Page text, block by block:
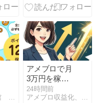
歴！ミス國學
演番組まとめ
城崎温泉 旅館 喜楽の若旦那ブログ
アメブロで月
3万円を稼ぐ
ための失敗回
避と収益化ス
24時間前
アメブロ収益化、最短で成果を出す裏技